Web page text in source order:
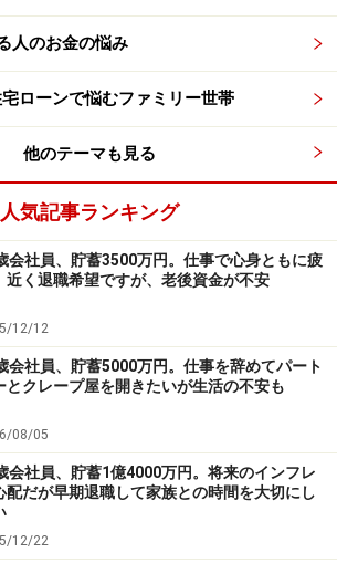
人のお金の悩み
ローンで悩むファミリー世帯
他のテーマも見る
人気記事ランキング
会社員、貯蓄3500万円。仕事で心身ともに疲
近く退職希望ですが、老後資金が不安
12/12
会社員、貯蓄5000万円。仕事を辞めてパート
とクレープ屋を開きたいが生活の不安も
08/05
会社員、貯蓄1億4000万円。将来のインフレ
配だが早期退職して家族との時間を大切にし
12/22